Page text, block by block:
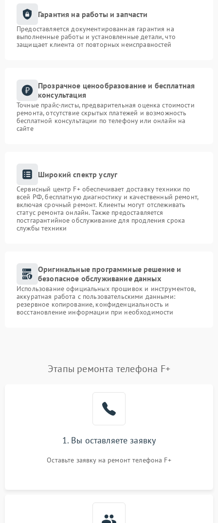
Гарантия на работы и запчасти
Предоставляется документированная гарантия на
выполненные работы и установленные детали, что
защищает клиента от повторных неисправностей
Прозрачное ценообразование и бесплатная
консультация
Точные прайс-листы, предварительная оценка стоимости
ремонта, отсутствие скрытых платежей и возможность
бесплатной консультации по телефону или онлайн на
сайте
Широкий спектр услуг
Сервисный центр F+ обеспечивает доставку техники по
всей РФ, бесплатную диагностику и качественный ремонт,
включая срочный ремонт. Клиенты могут отслеживать
статус ремонта онлайн. Также предоставляется
постгарантийное обслуживание для продления срока
службы техники
Оригинальные программные решение и
безопасное обслуживание данных
Использование официальных прошивок и инструментов,
аккуратная работа с пользовательскими данными:
резервное копирование, конфиденциальность и
восстановление информации при необходимости
Этапы ремонта телефона F+
1. Вы оставляете заявку
Оставьте заявку на ремонт телефона F+